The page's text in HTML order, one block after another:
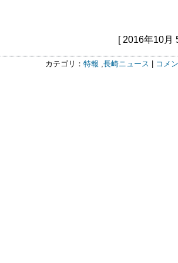
[ 2016年10月
カテゴリ： 特報 ,長崎ニュース コメ